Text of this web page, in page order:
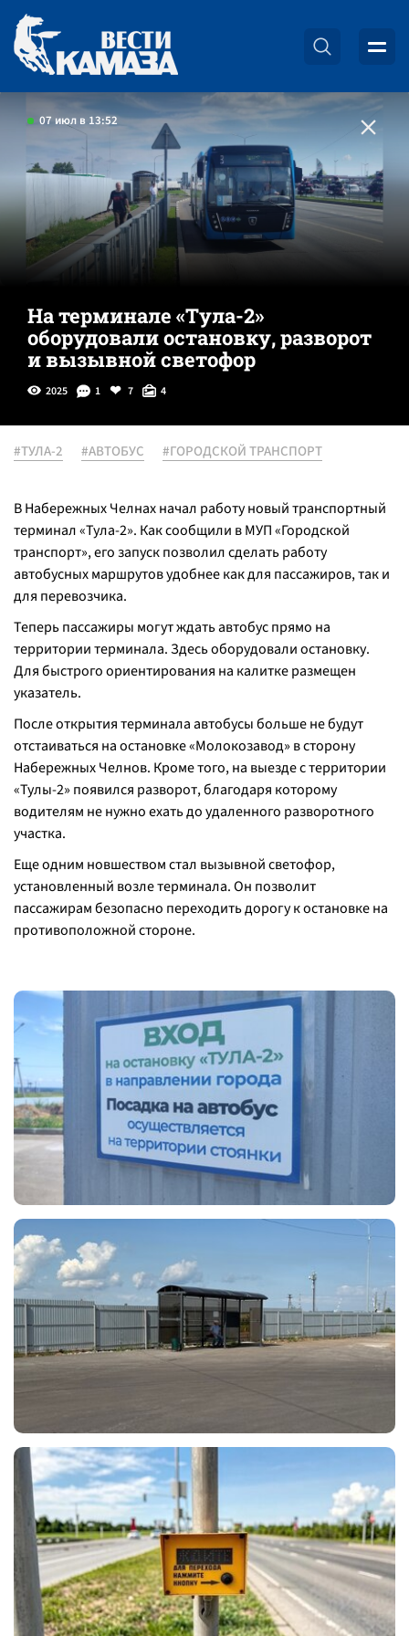
07 июл в 13:52
На терминале «Тула-2»
оборудовали остановку, разворот
и вызывной светофор
2025 1 7 4
#ТУЛА-2 #АВТОБУС #ГОРОДСКОЙ ТРАНСПОРТ
В Набережных Челнах начал работу новый транспортный
терминал «Тула-2». Как сообщили в МУП «Городской
транспорт», его запуск позволил сделать работу
автобусных маршрутов удобнее как для пассажиров, так и
для перевозчика.
Теперь пассажиры могут ждать автобус прямо на
территории терминала. Здесь оборудовали остановку.
Для быстрого ориентирования на калитке размещен
указатель.
После открытия терминала автобусы больше не будут
отстаиваться на остановке «Молокозавод» в сторону
Набережных Челнов. Кроме того, на выезде с территории
«Тулы-2» появился разворот, благодаря которому
водителям не нужно ехать до удаленного разворотного
участка.
Еще одним новшеством стал вызывной светофор,
установленный возле терминала. Он позволит
пассажирам безопасно переходить дорогу к остановке на
противоположной стороне.